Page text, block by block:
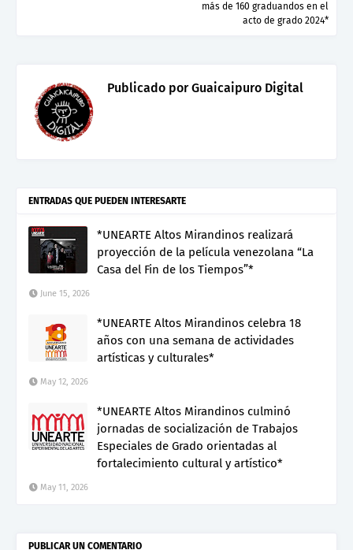
más de 160 graduandos en el
acto de grado 2024*
Publicado porGuaicaipuro Digital
ENTRADAS QUE PUEDEN INTERESARTE
*UNEARTE Altos Mirandinos realizará
proyección de la película venezolana “La
Casa del Fin de los Tiempos”*
June 15, 2026
*UNEARTE Altos Mirandinos celebra 18
años con una semana de actividades
artísticas y culturales*
May 12, 2026
*UNEARTE Altos Mirandinos culminó
jornadas de socialización de Trabajos
Especiales de Grado orientadas al
fortalecimiento cultural y artístico*
May 11, 2026
PUBLICAR UN COMENTARIO